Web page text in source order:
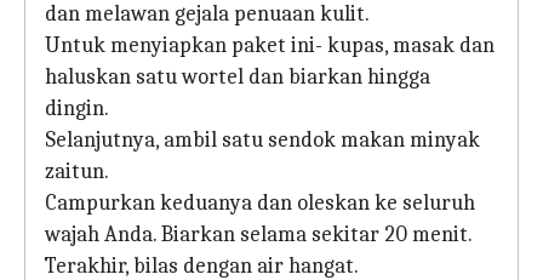
dan melawan gejala penuaan kulit.
Untuk menyiapkan paket ini- kupas, masak dan
haluskan satu wortel dan biarkan hingga
dingin.
Selanjutnya, ambil satu sendok makan minyak
zaitun.
Campurkan keduanya dan oleskan ke seluruh
wajah Anda. Biarkan selama sekitar 20 menit.
Terakhir, bilas dengan air hangat.